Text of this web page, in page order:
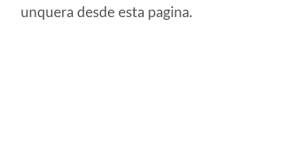
unquera desde esta pagina.